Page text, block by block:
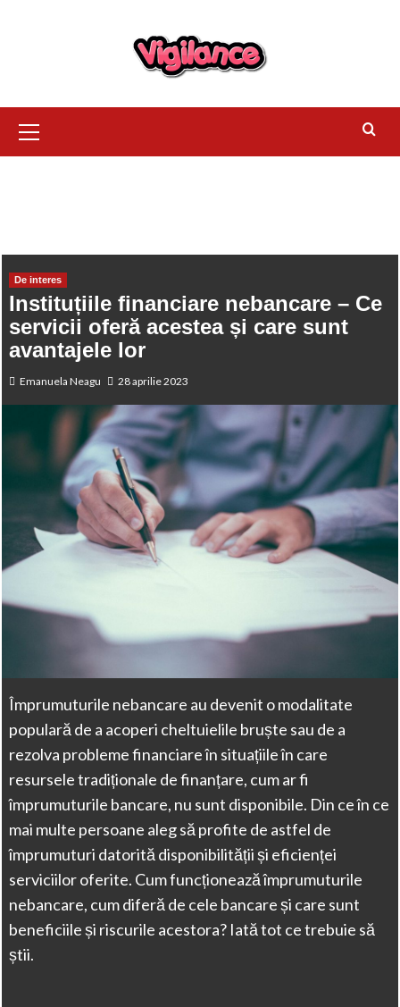
De interes
Instituțiile financiare nebancare – Ce
servicii oferă acestea și care sunt
avantajele lor
Emanuela Neagu 28 aprilie 2023
Împrumuturile nebancare au devenit o modalitate
populară de a acoperi cheltuielile bruște sau de a
rezolva probleme financiare în situațiile în care
resursele tradiționale de finanțare, cum ar fi
împrumuturile bancare, nu sunt disponibile. Din ce în ce
mai multe persoane aleg să profite de astfel de
împrumuturi datorită disponibilității și eficienței
serviciilor oferite. Cum funcționează împrumuturile
nebancare, cum diferă de cele bancare și care sunt
beneficiile și riscurile acestora? Iată tot ce trebuie să
știi.